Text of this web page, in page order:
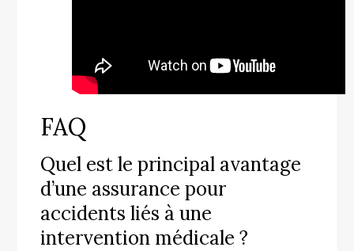
FAQ
Quel est le principal avantage
d’une assurance pour
accidents liés à une
intervention médicale ?